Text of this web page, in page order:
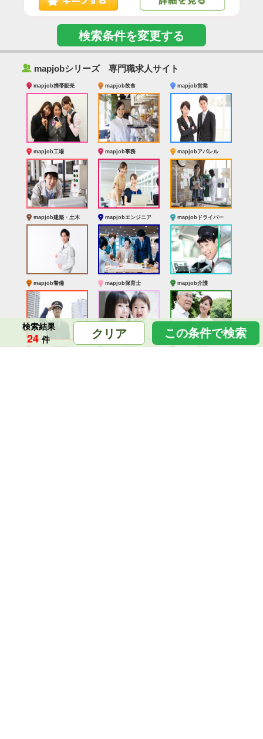
検索条件を変更する
検索結果
24件 クリア この条件で検索
‰mapjobシリーズ 専門職求人サイト
mapjob携帯販売 mapjob飲食 mapjob営業
mapjob工場 mapjob事務 mapjobアパレル
mapjob建築・土木 mapjobエンジニア mapjobドライバー
mapjob警備 mapjob保育士 mapjob介護
mapjob看護師 mapjob歯科 mapjob美容